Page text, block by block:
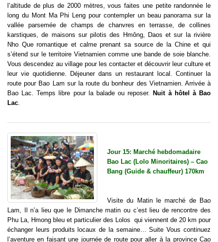
l’altitude de plus de 2000 mètres, vous faites une petite randonnée le
long du Mont Ma Phi Leng pour contempler un beau panorama sur la
vallée parsemée de champs de chanvres en terrasse, de collines
karstiques, de maisons sur pilotis des Hmông, Daos et sur la rivière
Nho Que romantique et calme prenant sa source de la Chine et qui
s’étend sur le territoire Vietnamien comme une bande de soie blanche.
Vous descendez au village pour les contacter et découvrir leur culture et
leur vie quotidienne. Déjeuner dans un restaurant local. Continuer la
route pour Bao Lam sur la route du bonheur des Vietnamien. Arrivée à
Bao Lac. Temps libre pour la balade ou reposer.Nuit à hôtel à Bao
Lac
Jour 15: Marché hebdomadaire
Bao Lac (Lolo Minoritaires) – Cao
Bang (Guide & chauffeur) 170km
Visite du Matin le marché de Bao
Lam, Il n’a lieu que le Dimanche matin ou c’est lieu de rencontre des
Phu La, Hmong bleu et particulier des Lolos qui viennent de 20 km pour
échanger leurs produits locaux de la semaine… Suite Vous continuez
l’aventure en faisant une journée de route pour aller à la province Cao